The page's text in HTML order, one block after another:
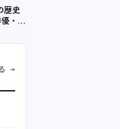
歴史
・大
→